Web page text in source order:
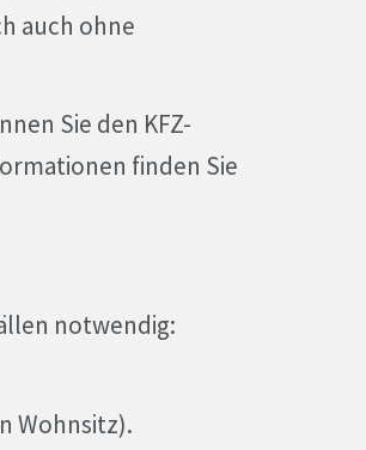
auch ohne
Sie den KFZ-
finden Sie
notwendig:
Wohnsitz).